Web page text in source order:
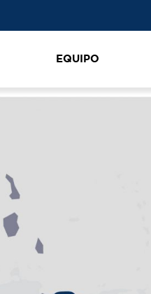
EQUIPO